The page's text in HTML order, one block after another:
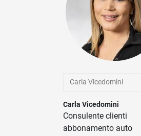
Carla Vicedomini
Carla Vicedomini
Consulente clienti
abbonamento auto